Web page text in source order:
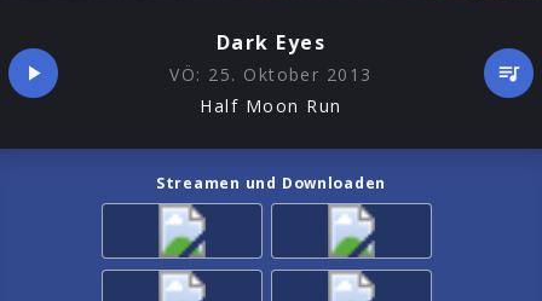
Dark Eyes
VÖ: 25. Oktober 2013
Half Moon Run
Streamen und Downloaden